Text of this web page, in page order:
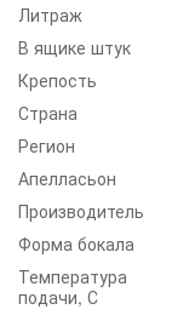
Литраж
В ящике штук
Крепость
Страна
Регион
Апелласьон
Производитель
Форма бокала
Температура
подачи, С